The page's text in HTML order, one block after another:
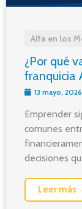
Alfa en los
¿Por qué
franquicia
13 mayo, 2026
Emprender
comunes
decisiones
Leer más